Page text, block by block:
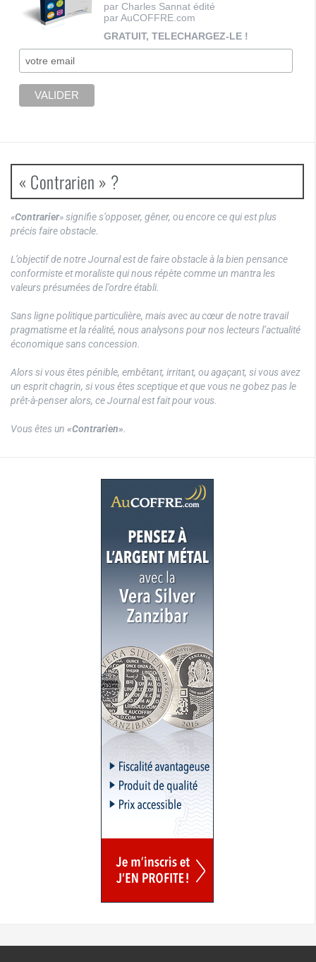
par Charles Sannat édité
par AuCOFFRE.com
GRATUIT, TELECHARGEZ-LE !
« Contrarien » ?
«Contrarier» signifie s’opposer, gêner, ou encore ce qui est plus
précis faire obstacle.
L’objectif de notre Journal est de faire obstacle à la bien pensance
conformiste et moraliste qui nous répète comme un mantra les
valeurs présumées de l’ordre établi.
Sans ligne politique particulière, mais avec au cœur de notre travail
pragmatisme et la réalité, nous analysons pour nos lecteurs l’actualité
économique sans concession.
Alors si vous êtes pénible, embêtant, irritant, ou agaçant, si vous avez
un esprit chagrin, si vous êtes sceptique et que vous ne gobez pas le
prêt-à-penser alors, ce Journal est fait pour vous.
Vous êtes un «Contrarien».